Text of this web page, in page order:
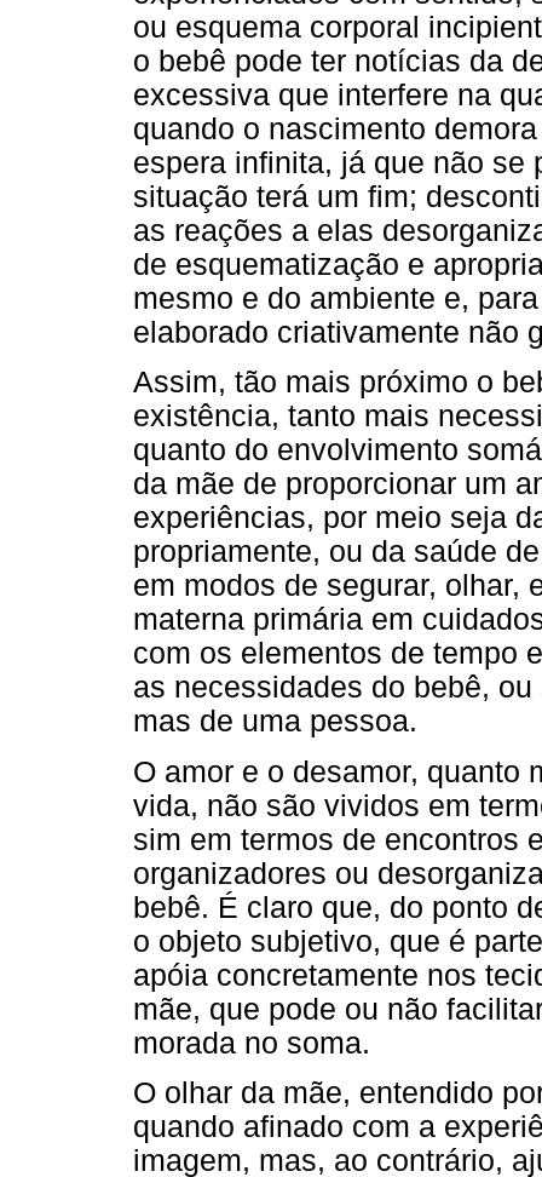
ou esquema corporal
o bebê pode ter notícias da
excessiva que interfere na
quando o nascimento
espera infinita, já que não se
situação terá um fim;
as reações a elas
de esquematização e
mesmo e do ambiente e,
elaborado criativamente não
Assim, tão mais próximo o
existência, tanto mais
quanto do envolvimento
da mãe de proporcionar um
experiências, por meio seja
propriamente, ou da saúde
em modos de segurar, olhar,
materna primária em
com os elementos de tempo
as necessidades do bebê,
mas de uma pessoa.
O amor e o desamor, quanto
vida, não são vividos em
sim em termos de encontros
organizadores ou
bebê. É claro que, do ponto
o objeto subjetivo, que é
apóia concretamente nos
mãe, que pode ou não
morada no soma.
O olhar da mãe, entendido
quando afinado com a
imagem, mas, ao contrário,